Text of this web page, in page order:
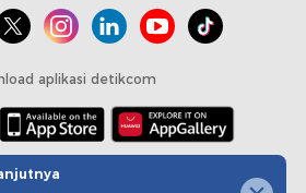
aplikasi detikcom
detikcom, All right reserved